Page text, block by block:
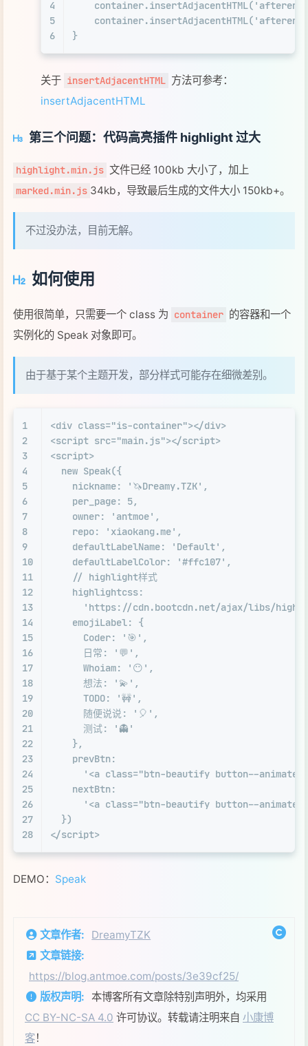
4
5
6
    container.
insertAdjacentHTML( 'afterend'
    container.
insertAdjacentHTML( 'afterend'
}
关于 insertAdjacentHTML 方法可参考：
insertAdjacentHTML
第三个问题：代码高亮插件 highlight 过大
highlight.min.js 文件已经 100kb 大小了，加上
marked.min.js 34kb，导致最后生成的文件大小 150kb+。
不过没办法，目前无解。
如何使用
使用很简单，只需要一个 class 为 container 的容器和一个
实例化的 Speak 对象即可。
由于基于某个主题开发，部分样式可能存在细微差别。
1
2
3
4
5
6
7
8
9
10
11
12
13
14
15
16
17
18
19
20
21
22
23
24
25
26
27
28
<div class="is-container"></div>
<script src="main.js"></script>
<script>
  new Speak({
    nickname: '🦄Dreamy.TZK',
    per_page: 5,
    owner: 'antmoe',
    repo: 'xiaokang.me',
    defaultLabelName: 'Default',
    defaultLabelColor: '#ffc107',
    // highlight样式
    highlightcss:
'https://cdn.bootcdn.net/ajax/libs/
    emojiLabel: {
      Coder: '🎯',
      日常: '💬',
      Whoiam: '😶',
      想法: '💫',
      TODO: '🚧',
      随便说说: '🎈',
      测试: '👻'
    },
    prevBtn:
      '
<a class="btn-beautify button--
    nextBtn:
      '
<a class="btn-beautify button--
  })
</script>
DEMO： Speak
文章作者:
DreamyTZK
文章链接:
https://blog.antmoe.com/posts/3e39cf25/
版权声明: 本博客所有文章除特别声明外，均采用
CC BY-NC-SA 4.0 许可协议。转载请注明来自 小康博
客！